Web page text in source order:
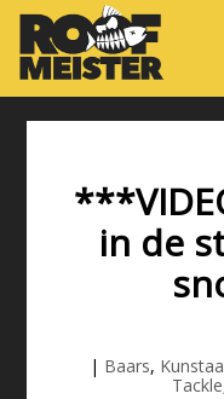
in de
| Baars,
Tackle